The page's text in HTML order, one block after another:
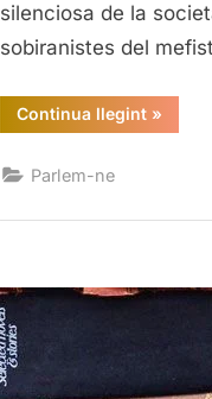
silenciosa de la
sobiranistes del
Continua llegint“La
veu
»
Parlem-ne